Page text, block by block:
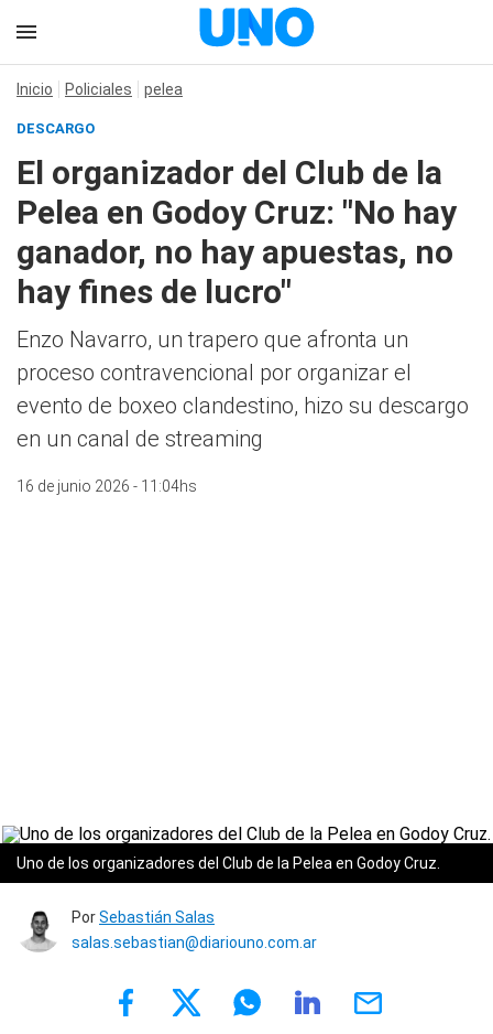
Inicio Policiales pelea
DESCARGO
El organizador del Club de la
Pelea en Godoy Cruz: "No hay
ganador, no hay apuestas, no
hay fines de lucro"
Enzo Navarro, un trapero que afronta un
proceso contravencional por organizar el
evento de boxeo clandestino, hizo su descargo
en un canal de streaming
16 de junio 2026 - 11:04hs
Uno de los organizadores del Club de la Pelea en Godoy Cruz.
PorSebastián Salas
salas.sebastian@diariouno.com.ar